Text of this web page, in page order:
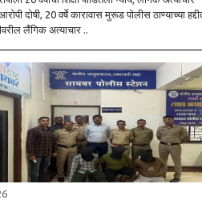
20 वर्षे कारावास मुरूड पोलीस ठाण्याच्या हद्दीतील
लैंगिक अत्याचार ..